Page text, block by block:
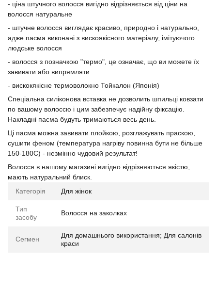
- ціна штучного волосся вигідно відрізняється від ціни на
волосся натуральне
- штучне волосся виглядає красиво, природно і натурально,
адже пасма виконані з вискоякісного матеріалу, імітуючого
людське волосся
- волосся з позначкою "термо", це означає, що ви можете їх
завивати або випрямляти
- вискокякісне термоволокно Тойкалон (Японія)
Спеціальна силіконова вставка не дозволить шпильці ковзати
по вашому волоссю і цим забезпечує надійну фіксацію.
Накладні пасма будуть тримаються весь день.
Ці пасма можна завивати плойкою, розглажувать праскою,
сушити феном (температура нагріву повинна бути не більше
150-180С) - незмінно чудовий результат!
Волосся в нашому магазині вигідно відрізняються якістю,
мають натуральний блиск.
Категорія
Для жінок
Тип
засобу
Волосся на заколках
Сегмен
Для домашнього використання; Для салонів
краси